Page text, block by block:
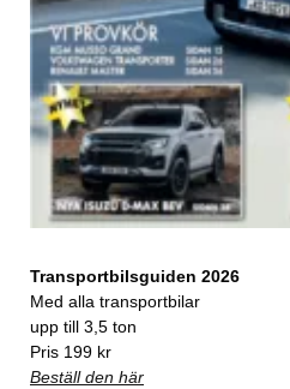
Transportbilsguiden 2026
Med alla transportbilar
upp till 3,5 ton
Pris 199 kr
Beställ den här